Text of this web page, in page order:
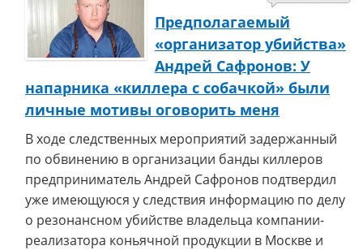
Предполагаемый
«организатор убийства»
Андрей Сафронов: У
напарника «киллера с собачкой» были
личные мотивы оговорить меня
В ходе следственных мероприятий задержанный
по обвинению в организации банды киллеров
предприниматель Андрей Сафронов подтвердил
уже имеющуюся у следствия информацию по делу
о резонансном убийстве владельца компании-
реализатора коньячной продукции в Москве и